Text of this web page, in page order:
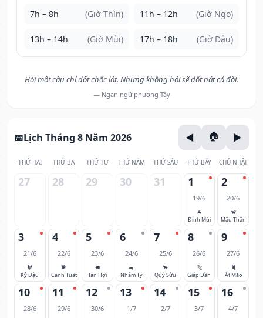
7h – 8h (Giờ Thìn) 11h – 12h (Giờ Ngọ)
13h – 14h (Giờ Mùi) 17h – 18h (Giờ Dậu)
Hỏi một câu chỉ dốt chốc lát. Nhưng không hỏi sẽ dốt nát cả đời.
— Ngạn ngữ phương Tây
Lịch Tháng 8 Năm 2026
THỨ HAI THỨ BA THỨ TƯ THỨ NĂM THỨ SÁU THỨ BẢY CHỦ NHẬT
27 28 29 30 31 1
19/6
🐐
Đinh Mùi
2
20/6
🐒
Mậu Thân
3
21/6
🐓
Kỷ Dậu
4
22/6
🐕
Canh Tuất
5
23/6
🐖
Tân Hợi
6
24/6
🐀
Nhâm Tý
7
25/6
🐂
Quý Sửu
8
26/6
🐅
Giáp Dần
9
27/6
🐈
Ất Mão
10
28/6
11
29/6
12
30/6
13
1/7
14
2/7
15
3/7
16
4/7